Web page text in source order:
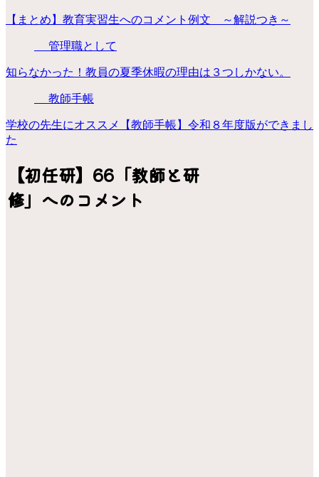
【まとめ】教育実習生へのコメント例文 ～解説つき～
管理職として
知らなかった！教員の夏季休暇の理由は３つしかない。
教師手帳
学校の先生にオススメ【教師手帳】令和８年度版ができまし
た
【初任研】66「教師と研
修」へのコメント